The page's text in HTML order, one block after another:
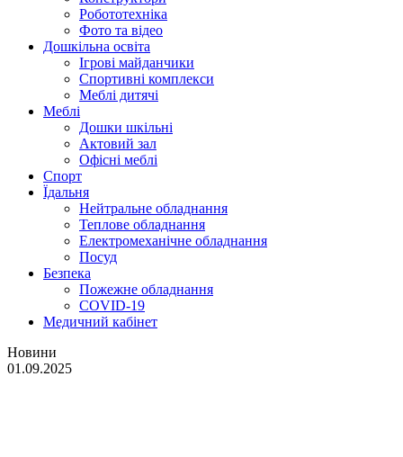
Робототехніка
Фото та відео
Дошкільна освіта
Ігрові майданчики
Спортивні комплекси
Меблі дитячі
Меблі
Дошки шкільні
Актовий зал
Офісні меблі
Спорт
Їдальня
Нейтральне обладнання
Теплове обладнання
Електромеханічне обладнання
Посуд
Безпека
Пожежне обладнання
COVID-19
Медичний кабінет
Новини
01.09.2025